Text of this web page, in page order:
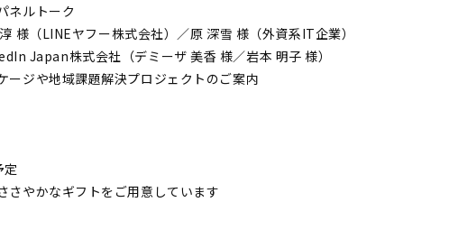
ネルトーク
（LINEヤフー株式会社）／原 深雪 様（外資系IT企業）
株式会社（デミーザ 美香 様／岩本 明子 様）
ジや地域課題解決プロジェクトのご案内
やかなギフトをご用意しています